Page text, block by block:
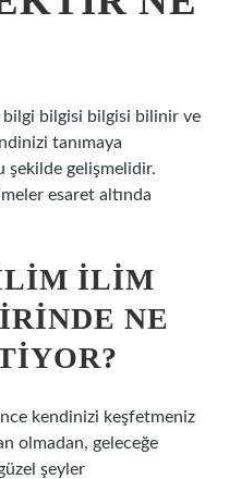
bilgi bilgisi bilgisi bilinir ve
tanımaya
şekilde gelişmelidir.
esaret altında
İLIM
NE
kendinizi keşfetmeniz
olmadan, geleceğe
şeyler